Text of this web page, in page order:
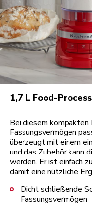
1,7 L Food-
Bei diesem kompakten
Fassungsvermögen
überzeugt mit einem
und das Zubehör kann
werden. Er ist einfach
damit eine nützliche
Dicht schließende
Fassungsvermögen